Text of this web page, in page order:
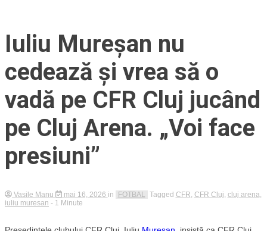
Iuliu Mureșan nu
cedează și vrea să o
vadă pe CFR Cluj jucând
pe Cluj Arena. „Voi face
presiuni”
Vasile Manu mai 16, 2026 in FOTBAL Tagged CFR CFR Cluj cluj arena
iuliu muresan - 1 Minute